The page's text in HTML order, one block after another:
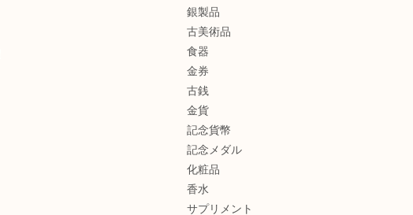
銀製品
古美術品
食器
金券
古銭
金貨
記念貨幣
記念メダル
化粧品
香水
サプリメント